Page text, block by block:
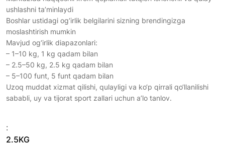
ushlashni ta’minlaydi
Boshlar ustidagi og‘irlik belgilarini sizning brendingizga
moslashtirish mumkin
Mavjud og‘irlik diapazonlari:
– 1–10 kg, 1 kg qadam bilan
– 2.5–50 kg, 2.5 kg qadam bilan
– 5–100 funt, 5 funt qadam bilan
Uzoq muddat xizmat qilishi, qulayligi va ko‘p qirrali qo‘llanilishi
sababli, uy va tijorat sport zallari uchun a’lo tanlov.
:
2.5KG